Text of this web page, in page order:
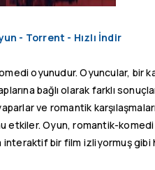
- Torrent - Hızlı İndir
oyunudur. Oyuncular, bir
bağlı olarak farklı
ve romantik
etkiler. Oyun, romantik-
interaktif bir film izliyormuş